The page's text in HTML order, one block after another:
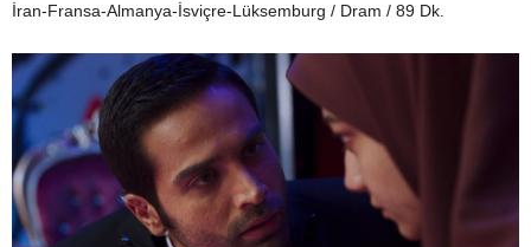
İran-Fransa-Almanya-İsviçre-Lüksemburg / Dram / 89 Dk.